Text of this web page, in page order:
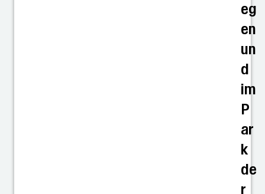
eg
en
un
d
im
P
ar
k
de
r